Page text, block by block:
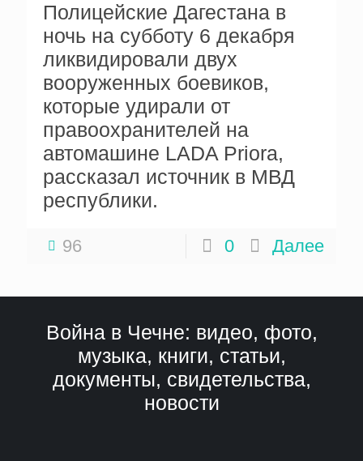
Полицейские Дагестана в
ночь на субботу 6 декабря
ликвидировали двух
вооруженных боевиков,
которые удирали от
правоохранителей на
автомашине LADA Priora,
рассказал источник в МВД
республики.
96 0 Далее
Война в Чечне: видео, фото,
музыка, книги, статьи,
документы, свидетельства,
новости